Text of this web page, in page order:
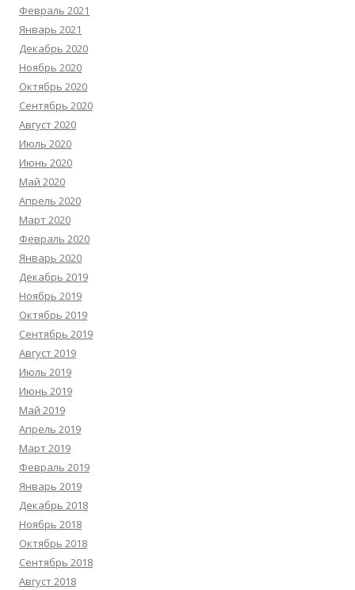
Февраль 2021
Январь 2021
Декабрь 2020
Ноябрь 2020
Октябрь 2020
Сентябрь 2020
Август 2020
Июль 2020
Июнь 2020
Май 2020
Апрель 2020
Март 2020
Февраль 2020
Январь 2020
Декабрь 2019
Ноябрь 2019
Октябрь 2019
Сентябрь 2019
Август 2019
Июль 2019
Июнь 2019
Май 2019
Апрель 2019
Март 2019
Февраль 2019
Январь 2019
Декабрь 2018
Ноябрь 2018
Октябрь 2018
Сентябрь 2018
Август 2018